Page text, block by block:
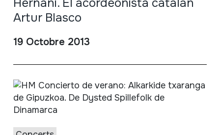
Hernani. El acordeonista catalán
Artur Blasco
19 Octobre 2013